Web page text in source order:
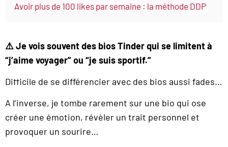
Avoir plus de 100 likes par semaine : la méthode DDP
⚠️ Je vois souvent des bios Tinder qui se limitent à
“j’aime voyager” ou “je suis sportif.”
Difficile de se différencier avec des bios aussi fades…
A l’inverse, je tombe rarement sur une bio qui ose
créer une émotion, révèler un trait personnel et
provoquer un sourire…